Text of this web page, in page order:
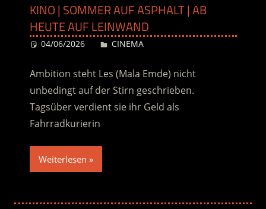
KINO | SOMMER AUF ASPHALT | AB
HEUTE AUF LEINWAND
04/06/2026 Desiree
CINEMA
Ambition steht Les (Mala Emde) nicht
unbedingt auf der Stirn geschrieben.
Tagsüber verdient sie ihr Geld als
Fahrradkurierin
Weiterlesen